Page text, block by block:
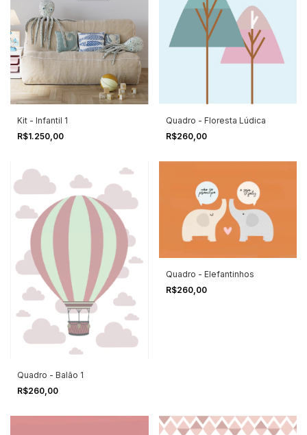
Kit - Infantil 1
R$1.250,00
Quadro - Floresta Lúdica
R$260,00
Quadro - Balão 1
R$260,00
Quadro - Elefantinhos
R$260,00